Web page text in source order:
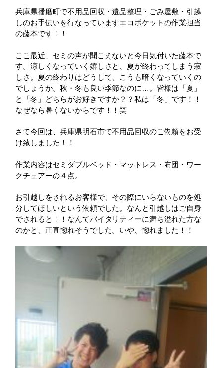
兵庫県播磨町で不用品回収・遺品整理・ごみ屋敷・引越
しのお手伝いを行なっていますエコポケットの作業担当
の藤本です！！
ここ最近、セミの声が聞こえないと今日気付いた藤本で
す。涼しくなっていく嬉しさと、夏が終わってしまう寂
しさ。夏の終わりはどうして、こうも暗くなっていくの
でしょうか。秋・冬も良い季節なのに…。皆様は「夏」
と「冬」どちらがお好きですか？？私は「冬」です！！
なぜなら暑くないからです！！笑
さて今回は、兵庫県明石市で不用品回収のご依頼をお受
け致しました！！
作業内容はセミダブルベッド・マットレス・布団・ワー
クチェアーの４点。
お引越しをされるお客様で、その際にいらないものを処
分してほしいという依頼でした。なんと引越しはご自身
でされると！！なんてバイタリティーに満ち溢れた方な
のかと、正直惚れそうでした。いや、惚れました！！